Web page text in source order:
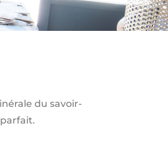
du savoir-